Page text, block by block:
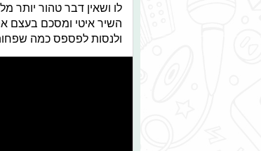
השיר איטי ומסכם בעצם
ולנסות לפספס כמה